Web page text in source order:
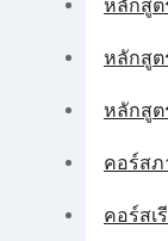
หลักสูต
หลักสูต
หลักสูต
คอร์สภ
คอร์สเ